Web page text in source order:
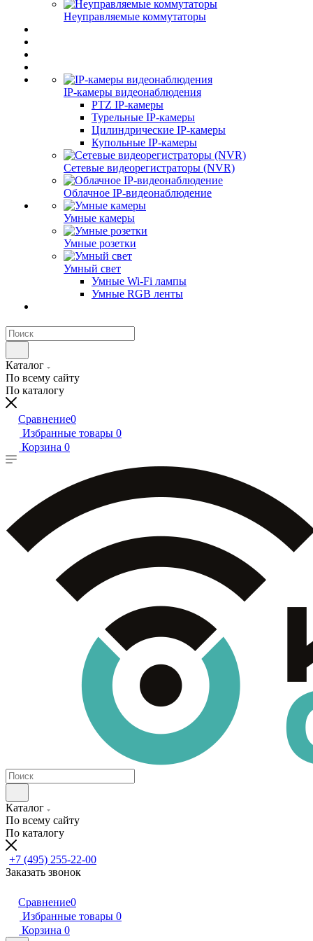
Неуправляемые коммутаторы
IP-камеры видеонаблюдения
PTZ IP-камеры
Турельные IP-камеры
Цилиндрические IP-камеры
Купольные IP-камеры
Сетевые видеорегистраторы (NVR)
Облачное IP-видеонаблюдение
Умные камеры
Умные розетки
Умный свет
Умные Wi-Fi лампы
Умные RGB ленты
Каталог
По всему сайту
По каталогу
Сравнение0
Избранные товары 0
Корзина 0
Каталог
По всему сайту
По каталогу
+7 (495) 255-22-00
Заказать звонок
Сравнение0
Избранные товары 0
Корзина 0